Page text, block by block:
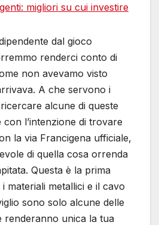
migliori su cui investire
dal gioco
renderci conto di
non avevamo visto
A che servono i
alcune di queste
con l’intenzione di trovare
la via Francigena ufficiale,
di quella cosa orrenda
Questa è la prima
materiali metallici e il cavo
sono solo alcune delle
renderanno unica la tua